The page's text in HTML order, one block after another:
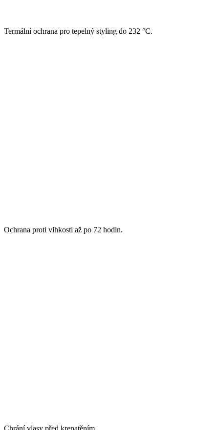
Termální ochrana pro tepelný styling do 232 °C.
Ochrana proti vlhkosti až po 72 hodin.